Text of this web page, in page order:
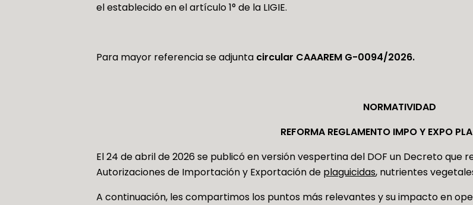
el establecido en el artículo 1° de la LIGIE.
Para mayor referencia se adjunta circular CAAAREM G-0094/2026.
NORMATIVIDAD
REFORMA REGLAMENTO IMPO Y EXPO
El 24 de abril de 2026 se publicó en versión vespertina del DOF un Decreto que
Autorizaciones de Importación y Exportación de plaguicidas, nutrientes
A continuación, les compartimos los puntos más relevantes y su impacto en